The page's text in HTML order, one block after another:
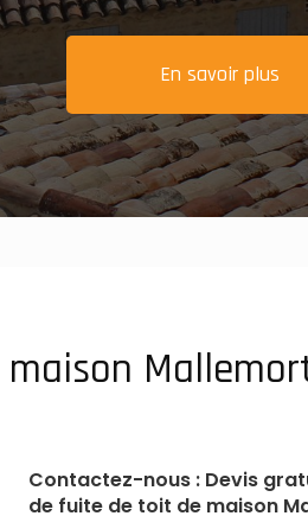
En savoir plus
Contactez-nous : Devis
de fuite de toit de maison